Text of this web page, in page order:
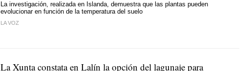
La investigación, realizada en Islanda, demuestra que las plantas pueden
evolucionar en función de la temperatura del suelo
LA VOZ
La Xunta constata en Lalín la opción del lagunaje para